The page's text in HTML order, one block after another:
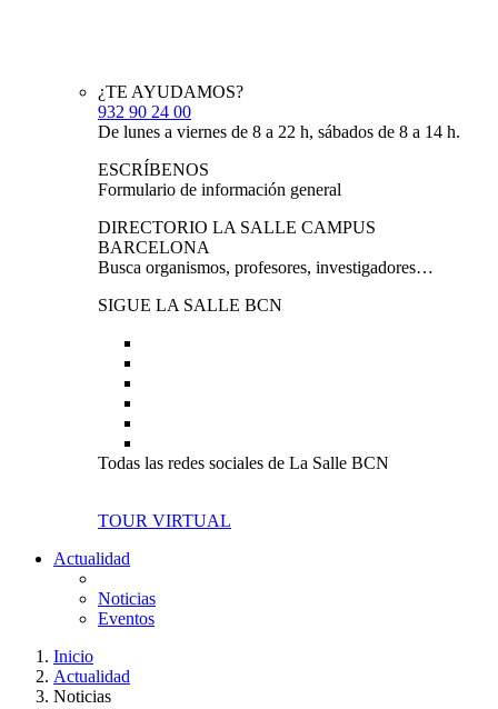
¿TE AYUDAMOS?
932 90 24 00
De lunes a viernes de 8 a 22 h, sábados de 8 a 14 h.
ESCRÍBENOS
Formulario de información general
DIRECTORIO LA SALLE CAMPUS
BARCELONA
Busca organismos, profesores, investigadores…
SIGUE LA SALLE BCN
Todas las redes sociales de La Salle BCN
TOUR VIRTUAL
Actualidad
Noticias
Eventos
Inicio
Actualidad
Noticias